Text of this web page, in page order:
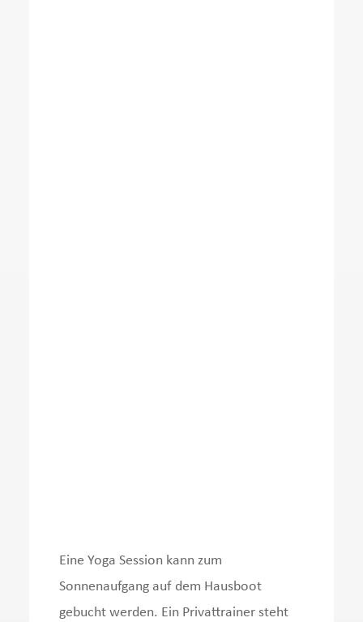
Eine Yoga Session kann zum
Sonnenaufgang auf dem Hausboot
gebucht werden. Ein Privattrainer steht